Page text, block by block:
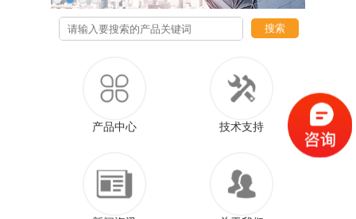
搜索
产品中心 技术支持